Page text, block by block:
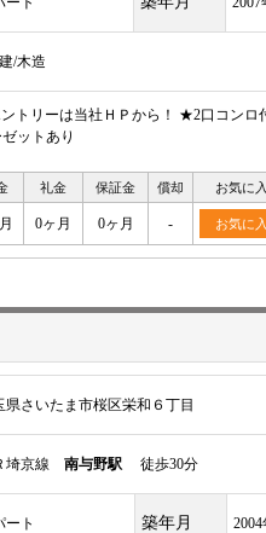
/木造
トリーは当社ＨＰから！ ★2口コン
ットあり
礼金 保証金 償却 お気に
0ヶ月 0ヶ月 - お気に
県さいたま市桜区栄和６丁目
埼京線 南与野駅 徒歩30分
ート 築年月 2004